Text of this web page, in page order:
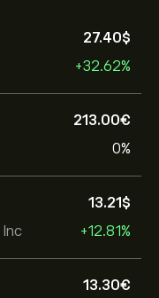
27.40‎$‎
+32.62%
213.00‎€‎
0%
Inc
13.21‎$‎
+12.81%
13.30‎€‎